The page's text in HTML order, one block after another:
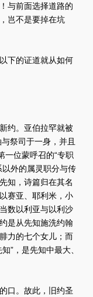
与前面选择道路的
岂不是要掉在坑
下的证道就从如何
约。亚伯拉罕就被
祭司于一身，并且
一位蒙呼召的“专职
外的属灵职分与传
知，诗篇归在其名
赛亚、耶利米，小
数以利亚与以利沙
是从先知施洗约翰
力的七个女儿；而
”，是先知中最大、
口。故此，旧约圣